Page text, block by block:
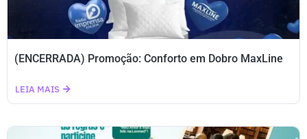
(ENCERRADA) Promoção: Conforto em Dobro MaxLine
LEIA MAIS